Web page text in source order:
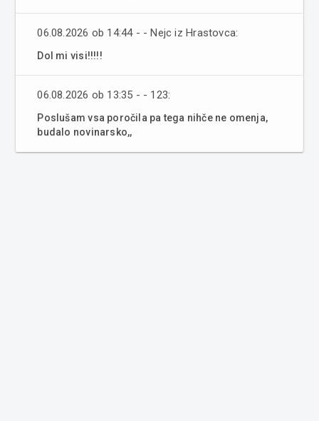
06.08.2026 ob 14:44 - - Nejc iz Hrastovca:
Dol mi visi!!!!!
06.08.2026 ob 13:35 - - 123:
Poslušam vsa poročila pa tega nihče ne omenja,
budalo novinarsko,,